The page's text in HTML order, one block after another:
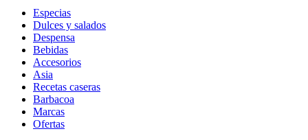
Especias
Dulces y salados
Despensa
Bebidas
Accesorios
Asia
Recetas caseras
Barbacoa
Marcas
Ofertas